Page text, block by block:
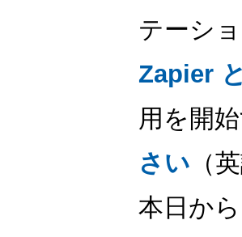
テーシ
Zapier
用を開
さい （
本日か